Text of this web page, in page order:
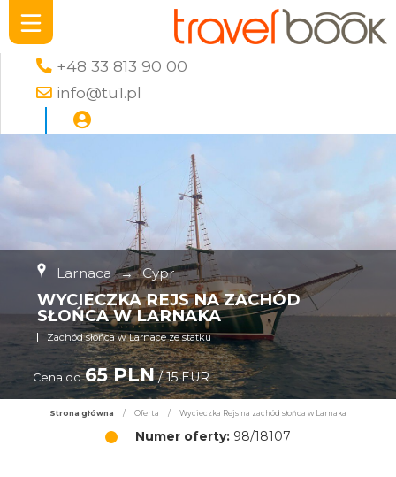
+48 33 813 90 00
info@tu1.pl
Larnaca → Cypr
WYCIECZKA REJS NA ZACHÓD
SŁOŃCA W LARNAKA
Zachód słońca w Larnace ze statku
Cena od 65 PLN/ 15 EUR
Strona główna / Oferta / Wycieczka Rejs na zachód słońca w Larnaka
Numer oferty: 98/18107